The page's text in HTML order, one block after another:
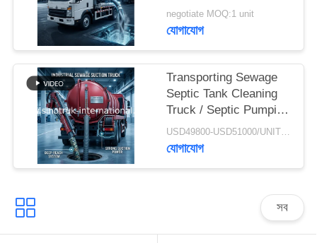
8.00R20 টায়ার, হালকা-ডুয়িং
sewage truck, efficient
negotiate MOQ:1 unit
যোগাযোগ
Transporting Sewage
Septic Tank Cleaning
Truck / Septic Pumping
Truck 17CBM LHD
336HP
USD49800-USD51000/UNIT)negotiation MOQ:1 Unit
যোগাযোগ
সব